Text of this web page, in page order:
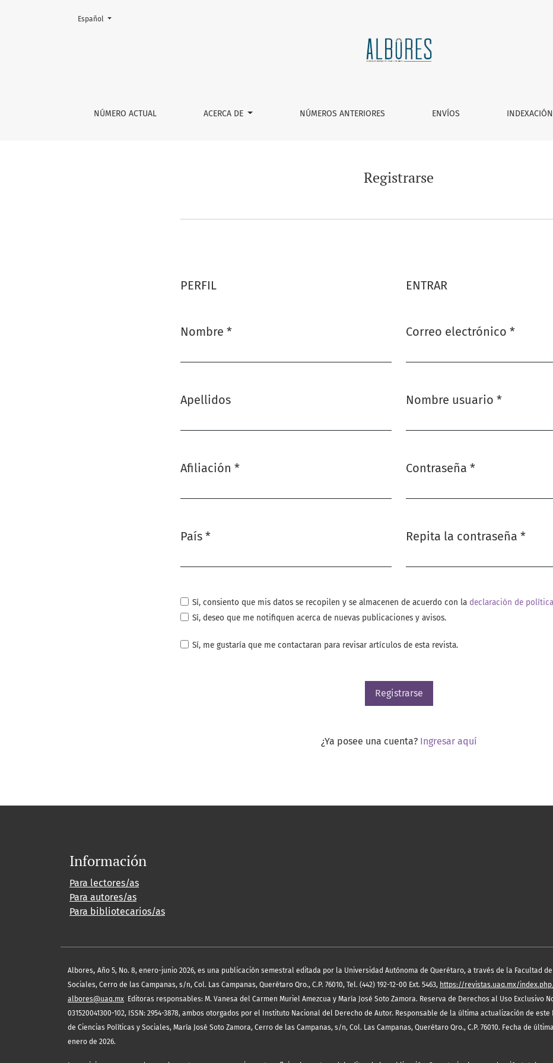
Registrarse
NÚMERO ACTUAL ACERCA DE NÚMEROS ANTERIORES ENVÍOS INDEXACIÓN
Cambiar el idioma. El actual es:
Español
Registrarse
PERFIL
Nombre *
Apellidos
Afiliación *
País *
ENTRAR
Correo electrónico *
Nombre usuario *
Contraseña *
Repita la contraseña *
Sí, consiento que mis datos se recopilen y se almacenen de acuerdo con la declaración de
Sí, deseo que me notifiquen acerca de nuevas publicaciones y avisos.
Sí, me gustaría que me contactaran para revisar artículos de esta revista.
Registrarse
¿Ya posee una cuenta? Ingresar aquí
Información
Para lectores/as
Para autores/as
Para bibliotecarios/as
Albores, Año 5, No. 8, enero-junio 2026, es una publicación semestral editada por la Universidad Autónoma de Querétaro, a través de la Facultad
Sociales, Cerro de las Campanas, s/n, Col. Las Campanas, Querétaro Qro., C.P. 76010, Tel. (442) 192-12-00 Ext. 5463, https://revistas.uaq.mx/
albores@uaq.mx Editoras responsables: M. Vanesa del Carmen Muriel Amezcua y María José Soto Zamora. Reserva de Derechos al Uso Exclusivo
031520041300-102, ISSN: 2954-3878, ambos otorgados por el Instituto Nacional del Derecho de Autor. Responsable de la última actualización de este
de Ciencias Políticas y Sociales, María José Soto Zamora, Cerro de las Campanas, s/n, Col. Las Campanas, Querétaro Qro., C.P. 76010. Fecha de
enero de 2026.